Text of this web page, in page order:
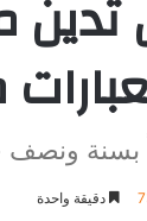
بسنة
دقيقة واحدة